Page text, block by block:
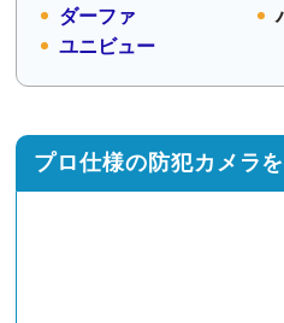
ダーファ
ユニビュー
プロ仕様の防犯カメラ